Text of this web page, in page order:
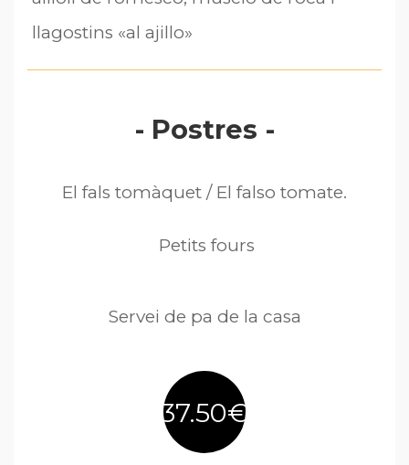
llagostins «al ajillo»
- Postres -
El fals tomàquet / El falso tomate.
Petits fours
Servei de pa de la casa
37.50€